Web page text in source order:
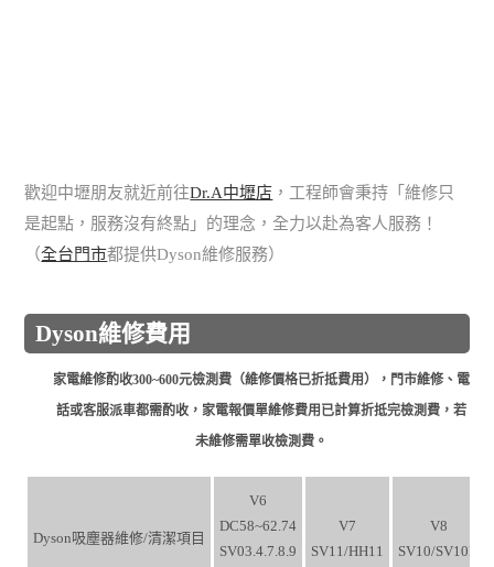
歡迎中壢朋友就近前往Dr.A中壢店 ，工程師會秉持「維修只
是起點，服務沒有終點」的理念，全力以赴為客人服務！
（全台門市都提供Dyson維修服務）
Dyson維修費用
家電維修酌收300~600元檢測費（維修價格已折抵費用），門市維修、電
話或客服派車都需酌收，家電報價單維修費用已計算折抵完檢測費，若
未維修需單收檢測費。
Dyson吸塵器維修/清潔項目
V6
DC58~62.74
SV03.4.7.8.9
V7
SV11/HH11
V8
SV10/SV10K